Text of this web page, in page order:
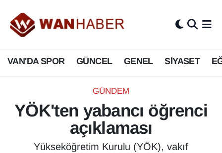
VAN'DA SPOR GÜNCEL GENEL SİYASET
GÜNDEM
YÖK'ten yabancı öğrenci
açıklaması
Yükseköğretim Kurulu (YÖK), vakıf
3.SAYFA
ASAYİŞ
BİLİM VE TEKNOLOJİ
Biyografi
Bölge Haberleri
Van Nöbetçi Eczaneler
Van Hava Durumu
Van Namaz Vakitleri
Van Trafik Yoğunluk Haritası
Süper Lig Puan Durumu ve Fikstür